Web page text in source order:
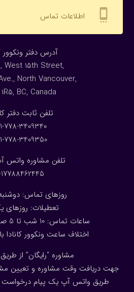
settings_cell اطلاعات تماس
:آدرس دفتر ونکوور
West 15th Street,
North Vancouver,
BC, Canada
:تلفن ثابت دفتر
778-3409340
778-3409350
تلفن مشاوره واتس
17788462445+
روزهای تماس:
تعطیلات: روزهای
ساعات تماس: 10 شب تا 5 صبح به وقت ایران
اختلاف ساعت ونکوور کانادا با
مشاوره “رایگان” از
جهت دریافت وقت مشاوره و تعیین
طریق واتس آپ یک پیام درخواست